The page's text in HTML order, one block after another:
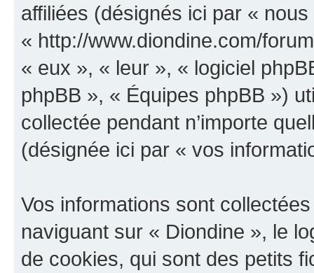
affiliées (désignés ici par «
« http://www.diondine.com/
« eux », « leur », « logiciel
phpBB », « Équipes phpBB »)
collectée pendant n’importe
(désignée ici par « vos
Vos informations sont
naviguant sur « Diondine », le
de cookies, qui sont des petits